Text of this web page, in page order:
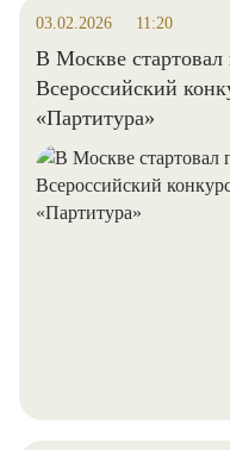
03.02.2026 11:20
В Москве
Всероссийский
«Партитура»